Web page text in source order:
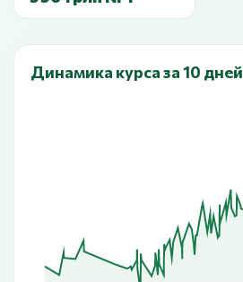
Динамика курса за 10 дней